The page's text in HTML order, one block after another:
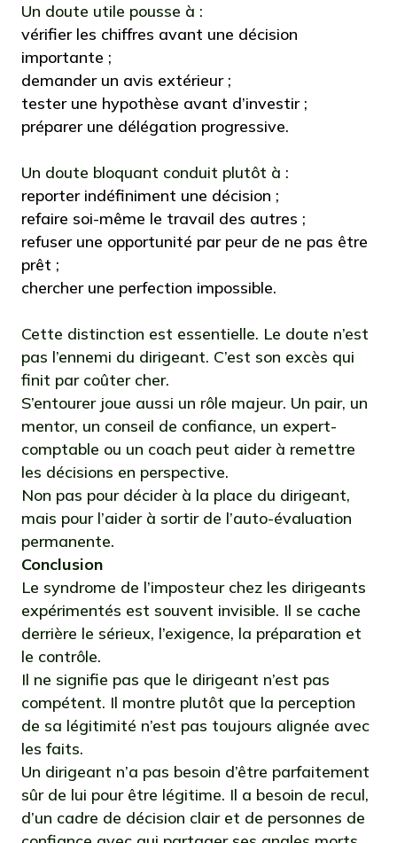
Un doute utile pousse à :
vérifier les chiffres avant une décision
importante ;
demander un avis extérieur ;
tester une hypothèse avant d’investir ;
préparer une délégation progressive.
Un doute bloquant conduit plutôt à :
reporter indéfiniment une décision ;
refaire soi-même le travail des autres ;
refuser une opportunité par peur de ne pas être
prêt ;
chercher une perfection impossible.
Cette distinction est essentielle. Le doute n’est
pas l’ennemi du dirigeant. C’est son excès qui
finit par coûter cher.
S’entourer joue aussi un rôle majeur. Un pair, un
mentor, un conseil de confiance, un expert-
comptable ou un coach peut aider à remettre
les décisions en perspective.
Non pas pour décider à la place du dirigeant,
mais pour l’aider à sortir de l’auto-évaluation
permanente.
Conclusion
Le syndrome de l’imposteur chez les dirigeants
expérimentés est souvent invisible. Il se cache
derrière le sérieux, l’exigence, la préparation et
le contrôle.
Il ne signifie pas que le dirigeant n’est pas
compétent. Il montre plutôt que la perception
de sa légitimité n’est pas toujours alignée avec
les faits.
Un dirigeant n’a pas besoin d’être parfaitement
sûr de lui pour être légitime. Il a besoin de recul,
d’un cadre de décision clair et de personnes de